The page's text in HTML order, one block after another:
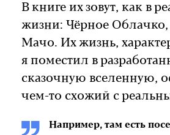
В книге их зовут, как в
жизни: Чёрное
Мачо. Их жизнь,
я поместил в
сказочную вселенную,
чем-то схожий с
Например, там есть